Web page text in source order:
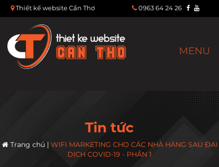
Thiết kế website Cần Thơ 0963 64 24 26
Tin tức
Trang chủ | WIFI MARKETING CHO CÁC NHÀ HÀNG SAU ĐẠI
DỊCH COVID-19 - PHẦN 1
MENU